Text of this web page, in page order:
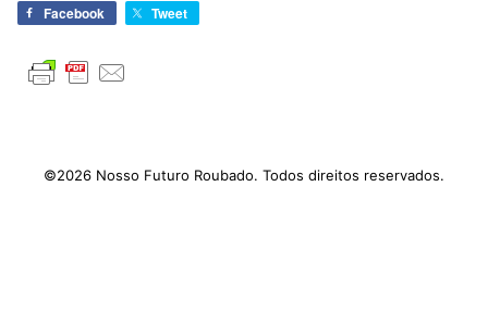
Facebook Tweet
©2026 Nosso Futuro Roubado. Todos direitos reservados.